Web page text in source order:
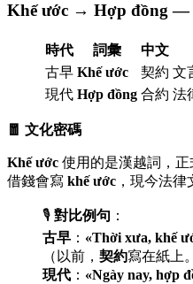
Khế ước → Hợp đồng —
時代 詞彙 中文
古早 Khế ước 契約 文
現代 Hợp đồng 合約 法
🧧 文化密碼
Khế ước 使用的是漢越詞，正
借錢會寫 khế ước ，現今法
🎙️ 對比例句 ：
古早 ： «Thời xưa, khế
（以前， 契約寫在紙上
現代 ： «Ngày nay, hợp